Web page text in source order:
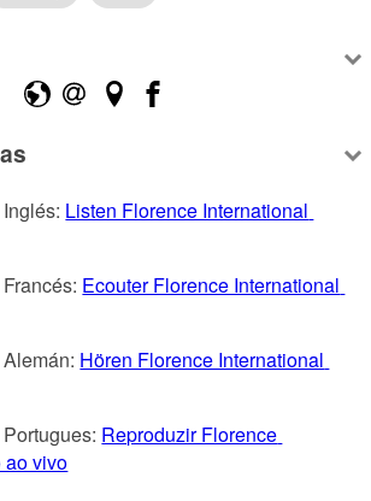
Listen Florence International
Ecouter Florence International
Hören Florence International
Reproduzir Florence
ao vivo